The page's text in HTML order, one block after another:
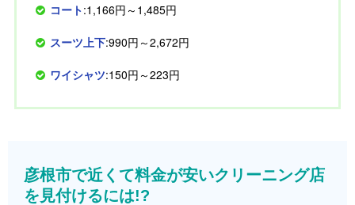
コート:1,166円～1,485円
スーツ上下:990円～2,672円
ワイシャツ:150円～223円
彦根市で近くて料金が安いクリーニング店
を見付けるには!?